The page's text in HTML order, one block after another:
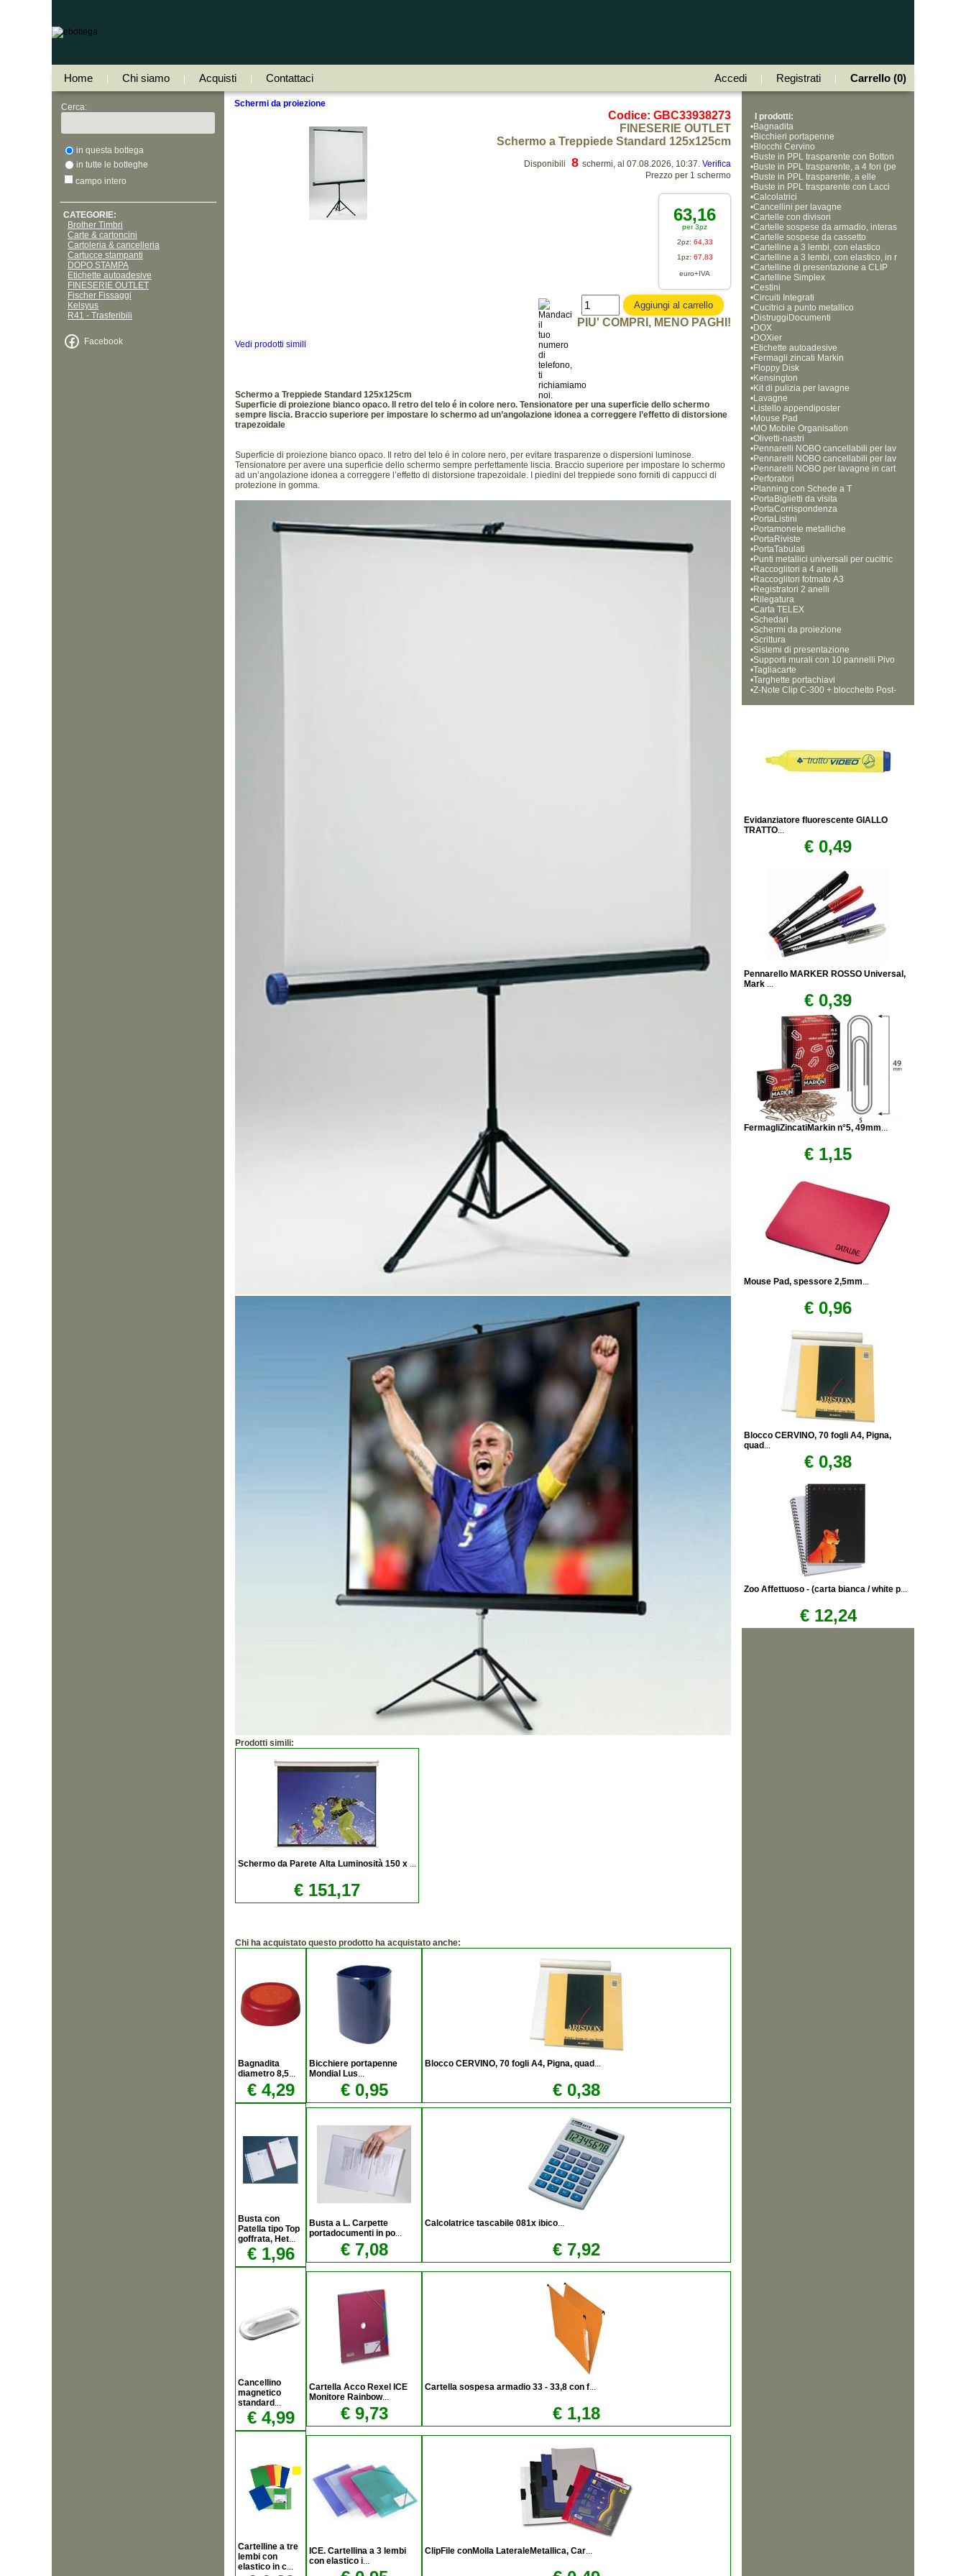
Home Chi siamo Acquisti Contattaci Accedi Registrati Carrello (0)
Cerca:
in questa bottega
in tutte le botteghe
campo intero
CATEGORIE:
Brother Timbri
Carte & cartoncini
Cartoleria & cancelleria
Cartucce stampanti
DOPO STAMPA
Etichette autoadesive
FINESERIE OUTLET
Fischer Fissaggi
Kelsyus
R41 - Trasferibili
Facebook
Schermi da proiezione
Codice: GBC33938273
FINESERIE OUTLET
Schermo a Treppiede Standard 125x125cm
Disponibili 8 schermi, al 07.08.2026, 10:37. Verifica
Prezzo per 1 schermo
63,16
per 3pz
2pz: 64,33
1pz: 67,83
euro+IVA
PIU' COMPRI, MENO PAGHI!
Vedi prodotti simili
Schermo a Treppiede Standard 125x125cm
Superficie di proiezione bianco opaco. Il retro del telo é in colore nero. Tensionatore per una superficie dello schermo
sempre liscia. Braccio superiore per impostare lo schermo ad un’angolazione idonea a correggere l’effetto di distorsione
trapezoidale
Superficie di proiezione bianco opaco. Il retro del telo é in colore nero, per evitare trasparenze o dispersioni luminose.
Tensionatore per avere una superficie dello schermo sempre perfettamente liscia. Braccio superiore per impostare lo schermo
ad un’angolazione idonea a correggere l’effetto di distorsione trapezoidale. I piedini del treppiede sono forniti di cappucci di
protezione in gomma.
Prodotti simili:
Schermo da Parete Alta Luminosità 150 x ...
€ 151,17
Chi ha acquistato questo prodotto ha acquistato anche:
Bagnadita
diametro 8,5...
€ 4,29
Bicchiere portapenne
Mondial Lus...
€ 0,95
Blocco CERVINO, 70 fogli A4, Pigna, quad ...
€ 0,38
Busta con
Patella tipo Top
goffrata, Het...
€ 1,96
Busta a L. Carpette
portadocumenti in po...
€ 7,08
Calcolatrice tascabile 081x ibico...
€ 7,92
Cancellino
magnetico
standard ...
€ 4,99
Cartella Acco Rexel ICE
Monitore Rainbow...
€ 9,73
Cartella sospesa armadio 33 - 33,8 con f...
€ 1,18
Cartelline a tre
lembi con
elastico in c...
ICE. Cartellina a 3 lembi
con elastico i...
ClipFile conMolla LateraleMetallica, Car...
I prodotti:
•Bagnadita
•Bicchieri portapenne
•Blocchi Cervino
•Buste in PPL trasparente con Botton
e
•Buste in PPL trasparente, a 4 fori (pe
rforazione universale)
•Buste in PPL trasparente, a elle
•Buste in PPL trasparente con Lacci
o e Soffietto, formato A4
•Calcolatrici
•Cancellini per lavagne
•Cartelle con divisori
•Cartelle sospese da armadio, interas
se 33cm
•Cartelle sospese da cassetto
•Cartelline a 3 lembi, con elastico
•Cartelline a 3 lembi, con elastico, in r
obusto polipropilene
•Cartelline di presentazione a CLIP
•Cartelline Simplex
•Cestini
•Circuiti Integrati
•Cucitrici a punto metallico
•DistruggiDocumenti
•DOX
•DOXier
•Etichette autoadesive
•Fermagli zincati Markin
•Floppy Disk
•Kensington
•Kit di pulizia per lavagne
•Lavagne
•Listello appendiposter
•Mouse Pad
•MO Mobile Organisation
•Olivetti-nastri
•Pennarelli NOBO cancellabili per lav
agne bianche, punta tonda da 1 mm
•Pennarelli NOBO cancellabili per lav
agne bianche, punta tonda da 3 mm
•Pennarelli NOBO per lavagne in cart
a, punta a scalpello
•Perforatori
•Planning con Schede a T
•PortaBiglietti da visita
•PortaCorrispondenza
•PortaListini
•Portamonete metalliche
•PortaRiviste
•PortaTabulati
•Punti metallici universali per cucitric
e
•Raccoglitori a 4 anelli
•Raccoglitori fotmato A3
•Registratori 2 anelli
•Rilegatura
•Carta TELEX
•Schedari
•Schermi da proiezione
•Scrittura
•Sistemi di presentazione
•Supporti murali con 10 pannelli Pivo
dex
•Tagliacarte
•Targhette portachiavi
•Z-Note Clip C-300 + blocchetto Post-
Evidanziatore fluorescente GIALLO
TRATTO...
€ 0,49
Pennarello MARKER ROSSO Universal,
Mark ...
€ 0,39
FermagliZincatiMarkin n°5, 49mm...
€ 1,15
Mouse Pad, spessore 2,5mm...
€ 0,96
Blocco CERVINO, 70 fogli A4, Pigna,
quad ...
€ 0,38
Zoo Affettuoso - (carta bianca / white p...
€ 12,24